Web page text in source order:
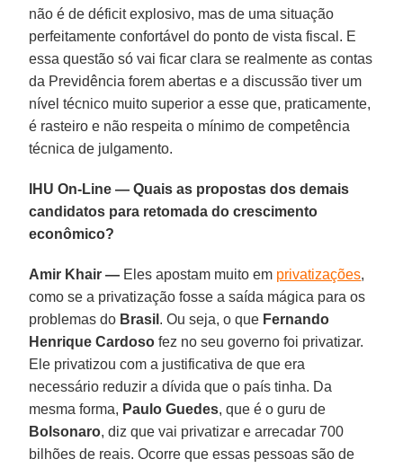
não é de déficit explosivo, mas de uma situação
perfeitamente confortável do ponto de vista fiscal. E
essa questão só vai ficar clara se realmente as contas
da Previdência forem abertas e a discussão tiver um
nível técnico muito superior a esse que, praticamente,
é rasteiro e não respeita o mínimo de competência
técnica de julgamento.
IHU On-Line — Quais as propostas dos demais
candidatos para retomada do crescimento
econômico?
Amir Khair — Eles apostam muito em privatizações,
como se a privatização fosse a saída mágica para os
problemas do Brasil . Ou seja, o que Fernando
Henrique Cardoso fez no seu governo foi privatizar.
Ele privatizou com a justificativa de que era
necessário reduzir a dívida que o país tinha. Da
mesma forma, Paulo Guedes, que é o guru de
Bolsonaro, diz que vai privatizar e arrecadar 700
bilhões de reais. Ocorre que essas pessoas são de